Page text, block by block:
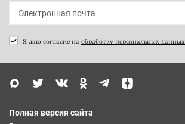
Я даю согласие на обработку персональных данных
Полная версия сайта